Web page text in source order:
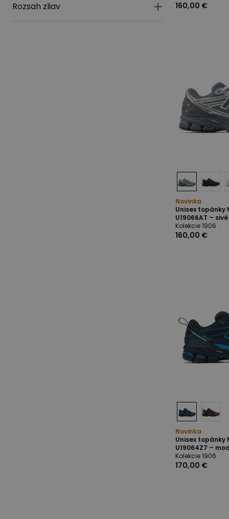
Rozsah zliav 160,00 €
Novinka
Unisex topánky
U19066AT – sivé
Kolekcie 1906
160,00 €
Novinka
Unisex topánky
U19064Z7 –
Kolekcie 1906
170,00 €